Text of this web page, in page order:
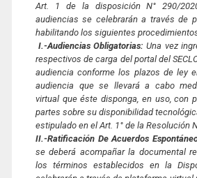
Art. 1 de la disposición N° 290/
audiencias se celebrarán a través de
habilitando los siguientes
I.-Audiencias Obligatorias: Una vez
respectivos de carga del portal del
audiencia conforme los plazos de ley
audiencia que se llevará a cabo
virtual que éste disponga, en uso, con
partes sobre su disponibilidad
estipulado en el Art. 1° de la Resolución
II.-Ratificación De Acuerdos
se deberá acompañar la documental
los términos establecidos en la